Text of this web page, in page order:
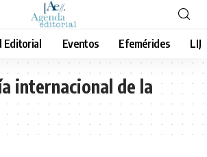
Eventos Efemérides LIJ
internacional de la